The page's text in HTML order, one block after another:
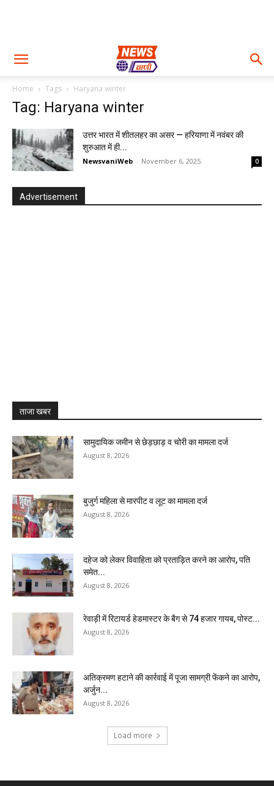
Home Tags Haryana winter
Tag: Haryana winter
उत्तर भारत में शीतलहर का असर — हरियाणा में नवंबर की
शुरुआत में ही...
NewsvaniWeb - November 6, 2025 0
Advertisement
ताजा खबर
सामुदायिक जमीन से छेड़छाड़ व चोरी का मामला दर्ज
August 8, 2026
बुजुर्ग महिला से मारपीट व लूट का मामला दर्ज
August 8, 2026
दहेज को लेकर विवाहिता को प्रताड़ित करने का आरोप, पति
समेत...
August 8, 2026
रेवाड़ी में रिटायर्ड हेडमास्टर के बैग से ₹74 हजार गायब, पोस्ट...
August 8, 2026
अतिक्रमण हटाने की कार्रवाई में पूजा सामग्री फेंकने का आरोप,
अर्जुन...
August 8, 2026
Load more